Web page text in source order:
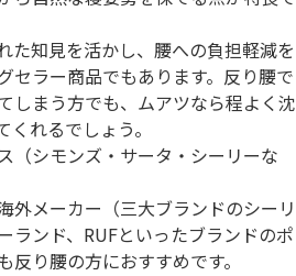
た知見を活かし、腰への負担軽減を
セラー商品でもあります。反り腰で
しまう方でも、ムアツなら程よく沈
れるでしょう。
（シモンズ・サータ・シーリーな
外メーカー（三大ブランドのシーリ
ランド、RUFといったブランドのポ
り腰の方におすすめです。